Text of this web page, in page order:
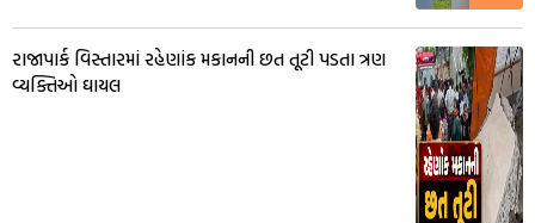
રાજાપાર્ક વિસ્તારમાં રહેણાંક મકાનની છત તૂટી પડતા ત્રણ
વ્યક્તિઓ ઘાયલ